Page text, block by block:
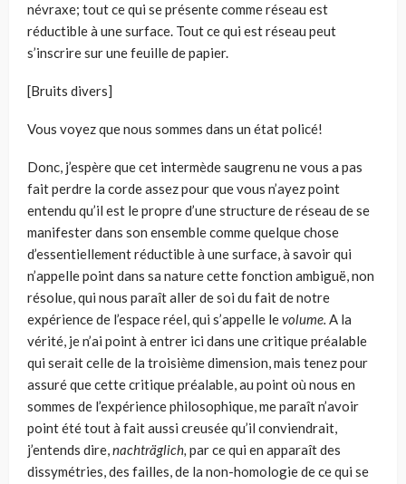
névraxe; tout ce qui se présente comme réseau est
réductible à une sur­face. Tout ce qui est réseau peut
s’inscrire sur une feuille de papier.
[Bruits divers]
Vous voyez que nous sommes dans un état policé!
Donc, j’espère que cet intermède saugrenu ne vous a pas
fait perdre la corde assez pour que vous n’ayez point
entendu qu’il est le propre d’une structure de réseau de se
manifester dans son ensemble comme quelque chose
d’essentielle­ment réductible à une surface, à savoir qui
n’appelle point dans sa nature cette fonction ambiguë, non
résolue, qui nous paraît aller de soi du fait de notre
expérience de l’espace réel, qui s’appelle levolume. A la
vérité, je n’ai point à entrer ici dans une critique préalable
qui serait celle de la troisième dimension, mais tenez pour
assuré que cette critique préalable, au point où nous en
sommes de l’expérience philosophique, me paraît n’avoir
point été tout à fait aussi creu­sée qu’il conviendrait,
j’entends dire,nachträglich, par ce qui en apparaît des
dissymétries, des failles, de la non-homologie de ce qui se